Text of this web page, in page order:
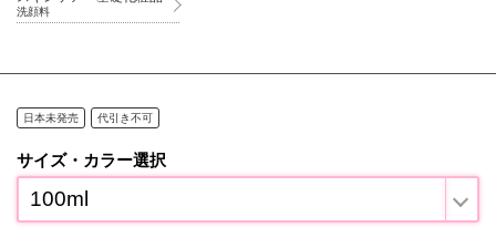
洗顔料
日本未発売 代引き不可
サイズ・カラー選択
100ml